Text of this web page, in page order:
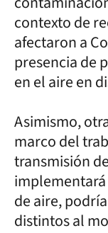
contexto de
afectaron a
presencia de
en el aire en
Asimismo,
marco del
transmisión
de aire,
distintos al